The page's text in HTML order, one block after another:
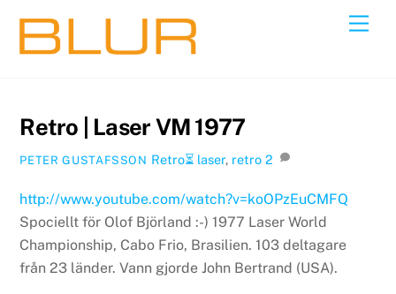
content
Retro | Laser VM 1977
PETER GUSTAFSSON Retro⏳ laser, retro 2
http://www.youtube.com/watch?v=koOPzEuCMFQ
Spociellt för Olof Björland :-) 1977 Laser World
Championship, Cabo Frio, Brasilien. 103 deltagare
från 23 länder. Vann gjorde John Bertrand (USA).